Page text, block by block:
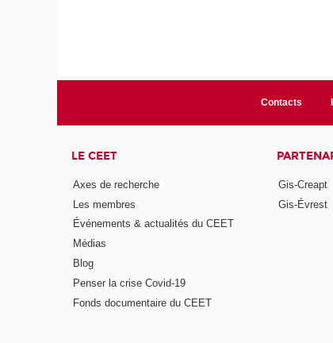
Contacts
LE CEET
Axes de recherche
Les membres
Événements & actualités du CEET
Médias
Blog
Penser la crise Covid-19
Fonds documentaire du CEET
Gis-Creapt
Gis-Évrest